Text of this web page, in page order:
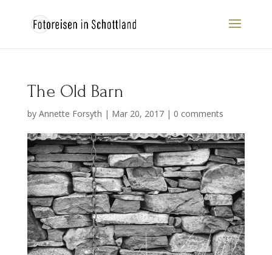
The Old Barn
by Annette Forsyth | Mar 20, 2017| 0 comments